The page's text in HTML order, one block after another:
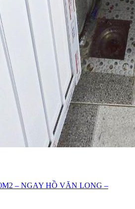
– NGAY HỒ VĂN LONG –